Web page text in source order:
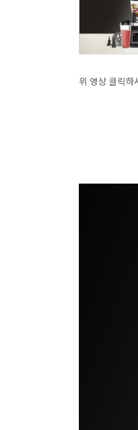
위 영상 클릭하